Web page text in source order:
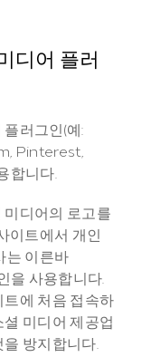
디어 플러
러그인(예:
Pinterest,
합니다.
디어의 로고를
이트에서 개인
는 이른바
을 사용합니다.
에 처음 접속하
미디어 제공업
방지합니다.